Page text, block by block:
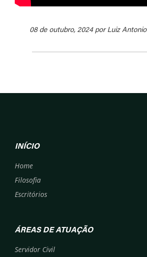
08 de outubro, 2024 por Luiz Antonio
INÍCIO
Home
Filosofia
Escritórios
ÁREAS DE ATUAÇÃO
Servidor Civil